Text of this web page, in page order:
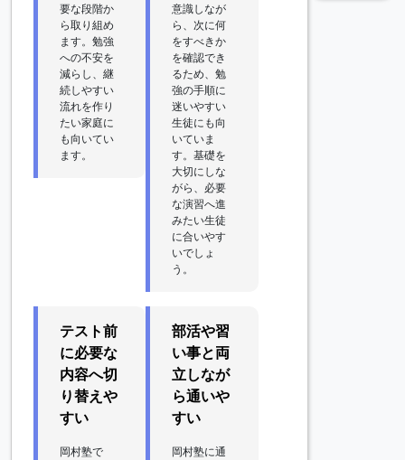
要な段階か
ら取り組め
ます。勉強
への不安を
減らし、継
続しやすい
流れを作り
たい家庭に
も向いてい
ます。
意識しなが
ら、次に何
をすべきか
を確認でき
るため、勉
強の手順に
迷いやすい
生徒にも向
いていま
す。基礎を
大切にしな
がら、必要
な演習へ進
みたい生徒
に合いやす
いでしょ
う。
テスト前
に必要な
内容へ切
り替えや
すい
岡村塾で
部活や習
い事と両
立しなが
ら通いや
すい
岡村塾に通